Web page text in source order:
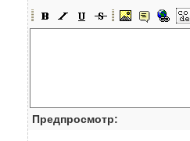
Предпросмотр: